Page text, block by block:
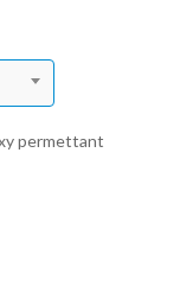
permettant